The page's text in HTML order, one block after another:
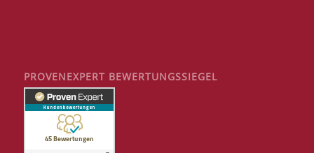
PROVENEXPERT BEWERTUNGSSIEGEL